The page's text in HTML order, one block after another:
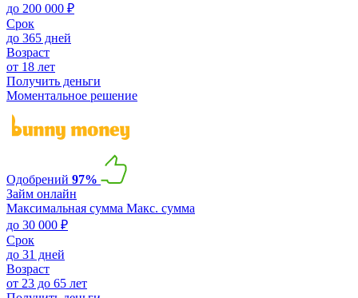
до 200 000 ₽
Срок
до 365 дней
Возраст
от 18 лет
Получить деньги
Моментальное решение
Одобрений 97%
Займ онлайн
Максимальная сумма Макс. сумма
до 30 000 ₽
Срок
до 31 дней
Возраст
от 23 до 65 лет